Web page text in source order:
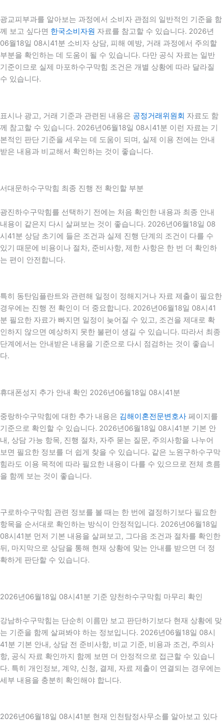
광교피부과를 알아보는 과정에서 소비자 관점의 일반적인 기준을 함
께 보고 싶다면 한국소비자원 자료를 참고할 수 있습니다. 2026년
06월18일 08시41분 소비자 상담, 피해 예방, 거래 과정에서 주의할
부분을 확인하는 데 도움이 될 수 있습니다. 다만 공식 자료는 일반
기준이므로 실제 마포하수구막힘 조건은 개별 상황에 따라 달라질
수 있습니다.
표시나 광고, 거래 기준과 관련된 내용은 공정거래위원회 자료도 함
께 참고할 수 있습니다. 2026년06월18일 08시41분 이런 자료는 기
본적인 판단 기준을 세우는 데 도움이 되며, 실제 이용 전에는 안내
받은 내용과 비교해서 확인하는 것이 좋습니다.
서대문하수구막힘 최종 진행 전 확인할 부분
광진하수구막힘를 선택하기 전에는 처음 확인한 내용과 최종 안내
내용이 같은지 다시 살펴보는 것이 좋습니다. 2026년06월18일 08
시41분 상담 초기에 들은 조건과 실제 진행 단계의 조건이 다를 수
있기 때문에 비용이나 절차, 준비사항, 제한 사항은 한 번 더 확인하
는 편이 안전합니다.
특히 동탄임플란트와 관련해 일정이 정해지거나 자료 제출이 필요한
경우에는 진행 전 확인이 더 중요합니다. 2026년06월18일 08시41
분 필요한 자료가 빠지면 일정이 늦어질 수 있고, 조건을 제대로 확
인하지 않으면 예상하지 못한 불편이 생길 수 있습니다. 따라서 최종
단계에서는 안내받은 내용을 기준으로 다시 점검하는 것이 좋습니
다.
휴대폰성지 추가 안내 확인 2026년06월18일 08시41분
중랑하수구막힘에 대한 추가 내용은 김해이혼전문변호사 페이지를
기준으로 확인할 수 있습니다. 2026년06월18일 08시41분 기본 안
내, 상담 가능 항목, 진행 절차, 자주 묻는 질문, 주의사항을 나누어
보면 필요한 정보를 더 쉽게 찾을 수 있습니다. 같은 노원구하수구막
힘라도 이용 목적에 따라 필요한 내용이 다를 수 있으므로 전체 흐름
을 함께 보는 것이 좋습니다.
구로하수구막힘 관련 정보를 볼 때는 한 번에 결정하기보다 필요한
항목을 순서대로 확인하는 방식이 안정적입니다. 2026년06월18일
08시41분 먼저 기본 내용을 살펴보고, 그다음 조건과 절차를 확인한
뒤, 마지막으로 상담을 통해 현재 상황에 맞는 안내를 받으면 더 정
확하게 판단할 수 있습니다.
2026년06월18일 08시41분 기준 양천하수구막힘 마무리 확인
강남하수구막힘는 단순히 이름만 보고 판단하기보다 현재 상황에 맞
는 기준을 함께 살펴봐야 하는 정보입니다. 2026년06월18일 08시
41분 기본 안내, 상담 전 준비사항, 비교 기준, 비용과 조건, 주의사
항, 공식 자료 확인까지 함께 보면 더 안정적으로 접근할 수 있습니
다. 특히 개인정보, 계약, 신청, 결제, 자료 제출이 연결되는 경우에는
세부 내용을 충분히 확인해야 합니다.
2026년06월18일 08시41분 현재 인천탐정사무소를 알아보고 있다